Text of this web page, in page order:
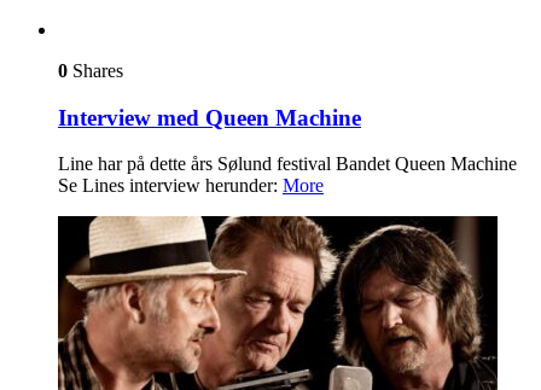
0 Shares
Interview med Queen Machine
Line har på dette års Sølund festival Bandet Queen Machine
Se Lines interview herunder: More